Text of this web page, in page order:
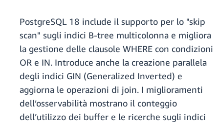
PostgreSQL 18 include il supporto per lo "skip
scan" sugli indici B-tree multicolonna e migliora
la gestione delle clausole WHERE con condizioni
OR e IN. Introduce anche la creazione parallela
degli indici GIN (Generalized Inverted) e
aggiorna le operazioni di join. I miglioramenti
dell’osservabilità mostrano il conteggio
dell’utilizzo dei buffer e le ricerche sugli indici